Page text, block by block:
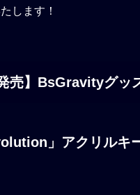
します！
売】BsGravityグッ
」アクリルキ